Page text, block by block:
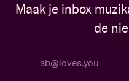
Maak je inbox
de